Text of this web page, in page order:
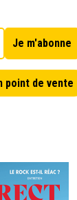
Je m'abonne
point de vente